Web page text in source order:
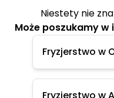
Niestety nie
Może poszukamy
Fryzjerstwo w